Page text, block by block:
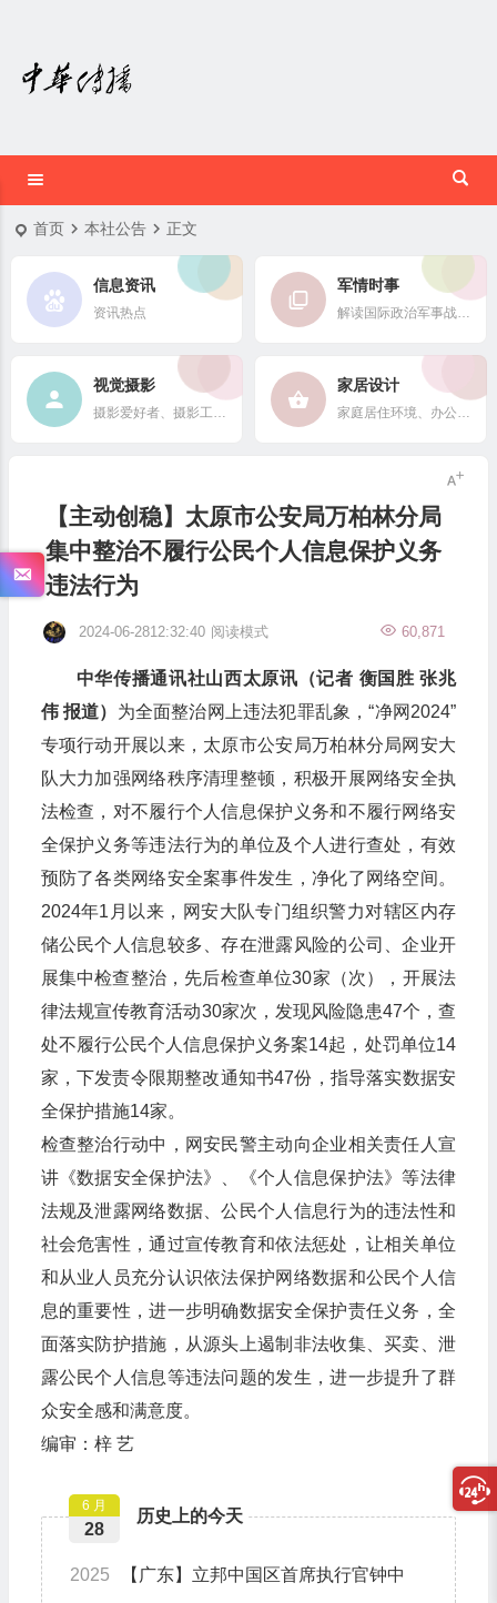
首页 本社公告 正文
信息资讯
资讯热点
军情时事
解读国际政治军事战略格局
视觉摄影
摄影爱好者、摄影工作者及摄影行业信息
家居设计
家庭居住环境、办公场所、公共空间陈设风格以设计搭配
【主动创稳】太原市公安局万柏林分局
集中整治不履行公民个人信息保护义务
违法行为
2024-06-2812:32:40 60,871
阅读模式
中华传播通讯社山西太原讯（记者 衡国胜 张兆
伟 报道） 为全面整治网上违法犯罪乱象，“净网2024”
专项行动开展以来，太原市公安局万柏林分局网安大
队大力加强网络秩序清理整顿，积极开展网络安全执
法检查，对不履行个人信息保护义务和不履行网络安
全保护义务等违法行为的单位及个人进行查处，有效
预防了各类网络安全案事件发生，净化了网络空间。
2024年1月以来，网安大队专门组织警力对辖区内存
储公民个人信息较多、存在泄露风险的公司、企业开
展集中检查整治，先后检查单位30家（次），开展法
律法规宣传教育活动30家次，发现风险隐患47个，查
处不履行公民个人信息保护义务案14起，处罚单位14
家，下发责令限期整改通知书47份，指导落实数据安
全保护措施14家。
检查整治行动中，网安民警主动向企业相关责任人宣
讲《数据安全保护法》、《个人信息保护法》等法律
法规及泄露网络数据、公民个人信息行为的违法性和
社会危害性，通过宣传教育和依法惩处，让相关单位
和从业人员充分认识依法保护网络数据和公民个人信
息的重要性，进一步明确数据安全保护责任义务，全
面落实防护措施，从源头上遏制非法收集、买卖、泄
露公民个人信息等违法问题的发生，进一步提升了群
众安全感和满意度。
编审：梓 艺
历史上的今天
6 月
28
2025 【广东】立邦中国区首席执行官钟中